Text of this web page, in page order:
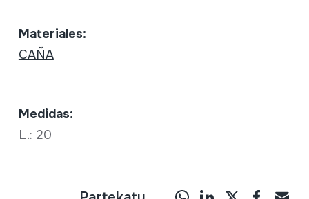
Materiales:
CAÑA
Medidas:
L.: 20